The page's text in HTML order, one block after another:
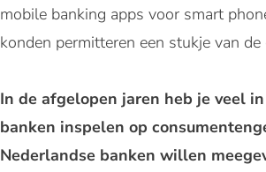
mobile banking apps voor smart
konden permitteren een stukje van
In de afgelopen jaren heb je veel
banken inspelen op
Nederlandse banken willen